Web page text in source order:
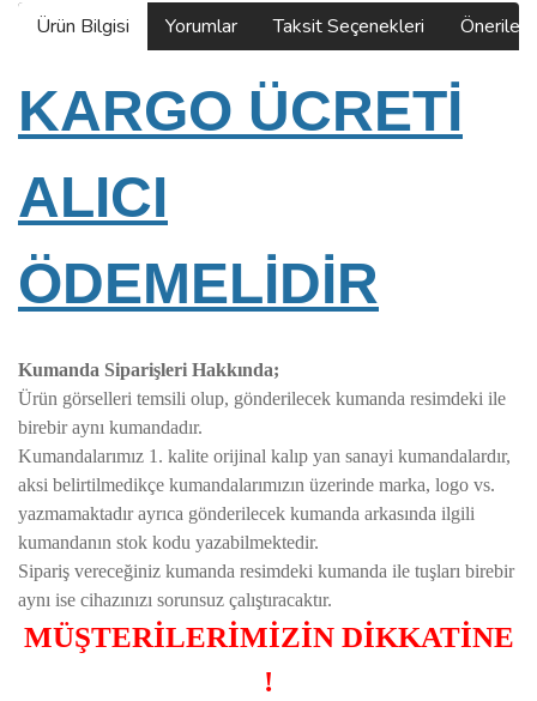
Ürün Bilgisi Yorumlar Taksit Seçenekleri
KARGO ÜCRETİ
ALICI
ÖDEMELİDİR
Kumanda Siparişleri Hakkında;
Ürün görselleri temsili olup, gönderilecek kumanda resimdeki ile
birebir aynı kumandadır.
Kumandalarımız 1. kalite orijinal kalıp yan sanayi kumandalardır,
aksi belirtilmedikçe kumandalarımızın üzerinde marka, logo vs.
yazmamaktadır ayrıca gönderilecek kumanda arkasında ilgili
kumandanın stok kodu yazabilmektedir.
Sipariş vereceğiniz kumanda resimdeki kumanda ile tuşları birebir
aynı ise cihazınızı sorunsuz çalıştıracaktır.
MÜŞTERİLERİMİZİN DİKKATİNE
!